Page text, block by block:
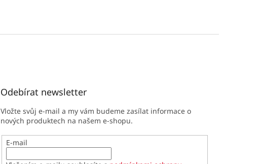
Odebírat newsletter
Vložte svůj e-mail a my vám budeme zasílat informace o
nových produktech na našem e-shopu.
E-mail